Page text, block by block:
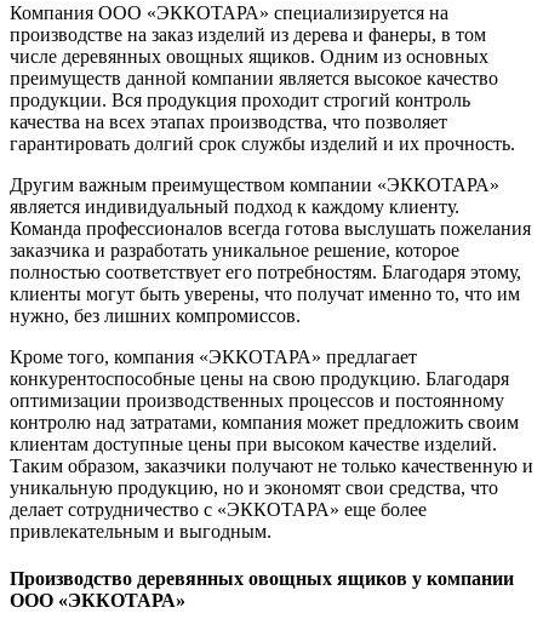
Компания ООО «ЭККОТАРА» специализируется на
производстве на заказ изделий из дерева и фанеры, в том
числе деревянных овощных ящиков. Одним из основных
преимуществ данной компании является высокое качество
продукции. Вся продукция проходит строгий контроль
качества на всех этапах производства, что позволяет
гарантировать долгий срок службы изделий и их прочность.
Другим важным преимуществом компании «ЭККОТАРА»
является индивидуальный подход к каждому клиенту.
Команда профессионалов всегда готова выслушать пожелания
заказчика и разработать уникальное решение, которое
полностью соответствует его потребностям. Благодаря этому,
клиенты могут быть уверены, что получат именно то, что им
нужно, без лишних компромиссов.
Кроме того, компания «ЭККОТАРА» предлагает
конкурентоспособные цены на свою продукцию. Благодаря
оптимизации производственных процессов и постоянному
контролю над затратами, компания может предложить своим
клиентам доступные цены при высоком качестве изделий.
Таким образом, заказчики получают не только качественную и
уникальную продукцию, но и экономят свои средства, что
делает сотрудничество с «ЭККОТАРА» еще более
привлекательным и выгодным.
Производство деревянных овощных ящиков у компании
ООО «ЭККОТАРА»